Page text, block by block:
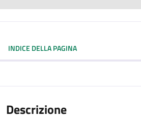
INDICE DELLA PAGINA
Descrizione